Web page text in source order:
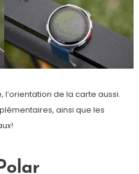
de la carte aussi.
ainsi que les